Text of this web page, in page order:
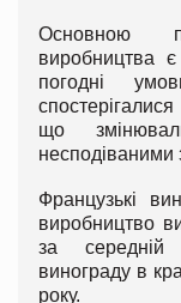
Основною
виробництва
погодні
що
несподіваними
Французькі
виробництво
за середній
винограду в
року.